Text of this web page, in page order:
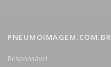
PNEUMOIMAGEM.COM.BR
Responsável: